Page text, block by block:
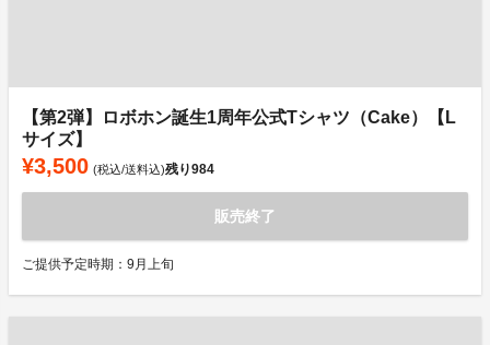
【第2弾】ロボホン誕生1周年公式Tシャツ（Cake）【L
サイズ】
¥3,500 (税込/送料込)残り984
販売終了
ご提供予定時期：9月上旬